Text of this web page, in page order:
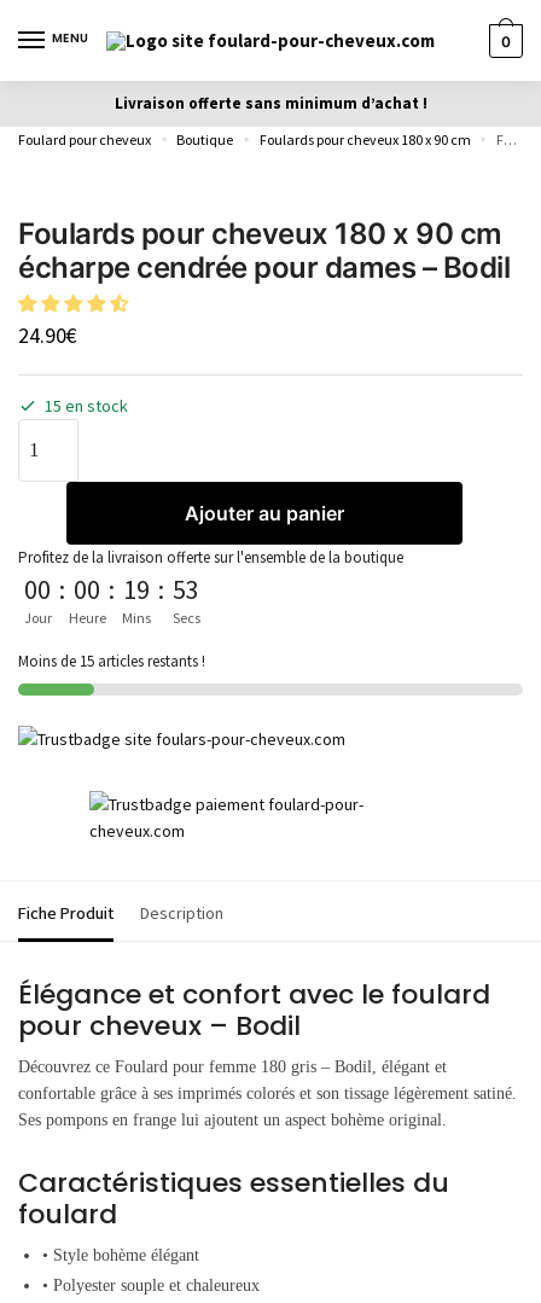
MENU 0
Livraison offerte sans minimum d’achat !
Foulard pour cheveux » Boutique » Foulards pour cheveux 180 x 90 cm » Foulards pour cheveux 180 x 90 cm écharpe cendrée pour dames – Bodil
Foulards pour cheveux 180 x 90 cm
écharpe cendrée pour dames – Bodil
24.90€
15 en stock
Ajouter au panier
Profitez de la livraison offerte sur l'ensemble de la boutique
00
Jour
: 00
Heure
: 19
Mins
: 53
Secs
Moins de 15 articles restants !
Fiche Produit Description
Élégance et confort avec le foulard
pour cheveux – Bodil
Découvrez ce Foulard pour femme 180 gris – Bodil, élégant et
confortable grâce à ses imprimés colorés et son tissage légèrement satiné.
Ses pompons en frange lui ajoutent un aspect bohème original.
Caractéristiques essentielles du
foulard
• Style bohème élégant
• Polyester souple et chaleureux